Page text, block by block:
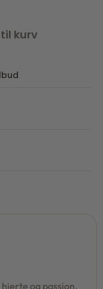
kurv
og passion.